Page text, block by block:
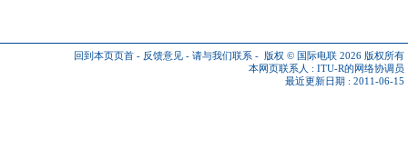
回到本页页首 - 反馈意见 - 请与我们联系 - 版权 © 国际电联 2026 版权所有
本网页联系人 : ITU-R的网络协调员
最近更新日期 : 2011-06-15